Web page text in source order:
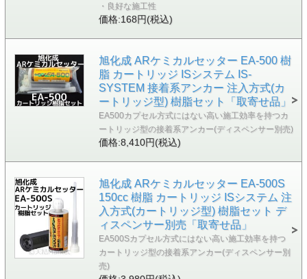
・良好な施工性
価格:168円(税込)
旭化成 ARケミカルセッター EA-500 樹
脂 カートリッジ ISシステム IS-
SYSTEM 接着系アンカー 注入方式(カ
ートリッジ型) 樹脂セット「取寄せ品」
EA500カプセル方式にはない高い施工効率を持つカ
ートリッジ型の接着系アンカー(ディスペンサー別売)
価格:8,410円(税込)
旭化成 ARケミカルセッター EA-500S
150cc 樹脂 カートリッジ ISシステム 注
入方式(カートリッジ型) 樹脂セット デ
ィスペンサー別売「取寄せ品」
EA500Sカプセル方式にはない高い施工効率を持つ
カートリッジ型の接着系アンカー(ディスペンサー別
売)